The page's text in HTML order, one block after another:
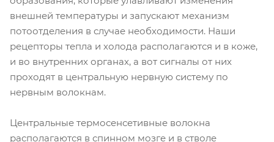
внешней температуры и запускают механизм
потоотделения в случае необходимости. Наши
рецепторы тепла и холода располагаются и в коже,
и во внутренних органах, а вот сигналы от них
проходят в центральную нервную систему по
нервным волокнам.
Центральные термосенсетивные волокна
располагаются в спинном мозге и в стволе